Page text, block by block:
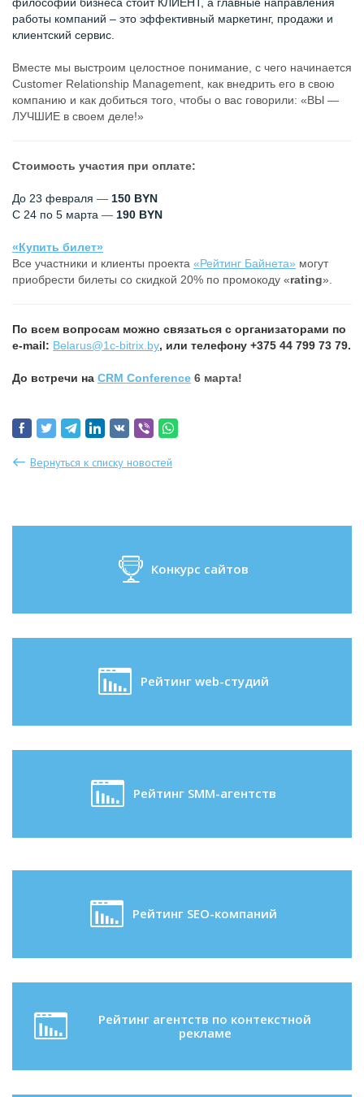
работы компаний – это эффективный маркетинг, продажи и
клиентский сервис.
Вместе мы выстроим целостное понимание, с чего начинается
Customer Relationship Management, как внедрить его в свою
компанию и как добиться того, чтобы о вас говорили: «ВЫ —
ЛУЧШИЕ в своем деле!»
Стоимость участия при оплате:
До 23 февраля — 150 BYN
С 24 по 5 марта — 190 BYN
«Купить билет»
Все участники и клиенты проекта «Рейтинг Байнета» могут
приобрести билеты со скидкой 20% по промокоду «rating».
По всем вопросам можно связаться с организаторами по
e-mail: Belarus@1c-bitrix.by, или телефону +375 44 799 73 79.
До встречи на CRM Conference 6 марта!
Вернуться к списку новостей
Конкурс сайтов
Рейтинг web-студий
Рейтинг SMM-агентств
Рейтинг SEO-компаний
Рейтинг агентств по контекстной
рекламе